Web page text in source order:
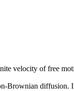
velocity of free
diffusion.